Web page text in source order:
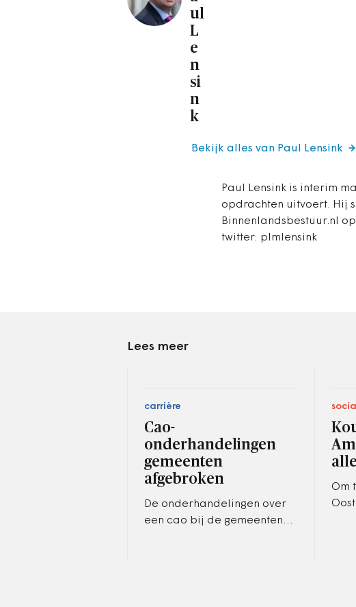
ul
L
e
n
si
n
k
Paul Lensink is interim
opdrachten uitvoert. Hij
Binnenlandsbestuur.nl
twitter: plmlensink
Bekijk alles van Paul Lensink
Lees meer
carrière
Cao-
onderhandelingen
gemeenten
afgebroken
De onderhandelingen over
een cao bij de gemeenten
Om